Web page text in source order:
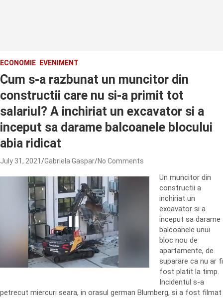
ECONOMIE EVENIMENT
Cum s-a razbunat un muncitor din
constructii care nu si-a primit tot
salariul? A inchiriat un excavator si a
inceput sa darame balcoanele blocului
abia ridicat
July 31, 2021 Gabriela Gaspar No Comments
Un muncitor din
constructii a
inchiriat un
excavator si a
inceput sa darame
balcoanele unui
bloc nou de
apartamente, de
suparare ca nu ar fi
fost platit la timp.
Incidentul s-a
petrecut miercuri seara, in orasul german Blumberg, si a fost filmat